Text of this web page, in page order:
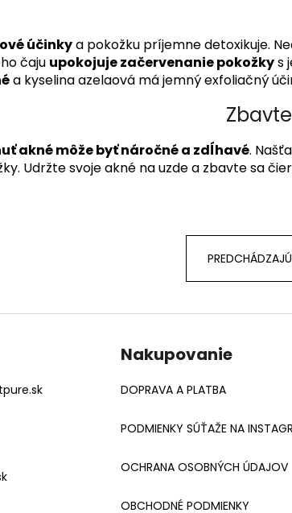
účinkya pokožku príjemne detoxikuje.
čaju upokojuje začervenanie pokožkys
a kyselina azelaová má jemný exfoliačný
akné môže byť náročné a zdĺhavé.
Udržte svoje akné na uzde a zbavte sa
Nakupovanie
DOPRAVA A PLATBA
PODMIENKY SÚŤAŽE NA
OCHRANA OSOBNÝCH ÚDAJOV
OBCHODNÉ PODMIENKY